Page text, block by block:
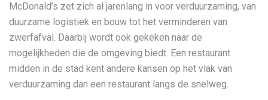
McDonald’s zet zich al jarenlang in voor verduurzaming, van
duurzame logistiek en bouw tot het verminderen van
zwerfafval. Daarbij wordt ook gekeken naar de
mogelijkheden die de omgeving biedt. Een restaurant
midden in de stad kent andere kansen op het vlak van
verduurzaming dan een restaurant langs de snelweg.